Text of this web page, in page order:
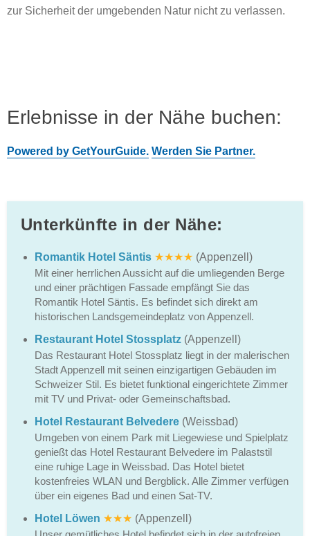
zur Sicherheit der umgebenden Natur nicht zu verlassen.
Erlebnisse in der Nähe buchen:
Powered by GetYourGuide. Werden Sie Partner.
Unterkünfte in der Nähe:
Romantik Hotel Säntis ★★★★ (Appenzell)
Mit einer herrlichen Aussicht auf die umliegenden Berge
und einer prächtigen Fassade empfängt Sie das
Romantik Hotel Säntis. Es befindet sich direkt am
historischen Landsgemeindeplatz von Appenzell.
Restaurant Hotel Stossplatz (Appenzell)
Das Restaurant Hotel Stossplatz liegt in der malerischen
Stadt Appenzell mit seinen einzigartigen Gebäuden im
Schweizer Stil. Es bietet funktional eingerichtete Zimmer
mit TV und Privat- oder Gemeinschaftsbad.
Hotel Restaurant Belvedere (Weissbad)
Umgeben von einem Park mit Liegewiese und Spielplatz
genießt das Hotel Restaurant Belvedere im Palaststil
eine ruhige Lage in Weissbad. Das Hotel bietet
kostenfreies WLAN und Bergblick. Alle Zimmer verfügen
über ein eigenes Bad und einen Sat-TV.
Hotel Löwen ★★★ (Appenzell)